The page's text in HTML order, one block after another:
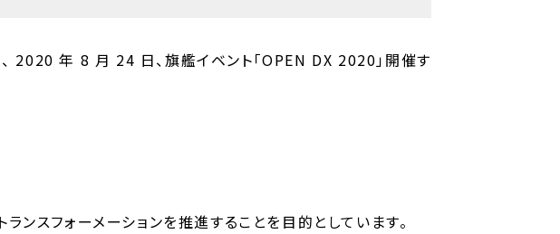
2020 年 8 月 24 日、旗艦イベント「OPEN DX 2020」開催す
フォーメーションを推進することを目的としています。